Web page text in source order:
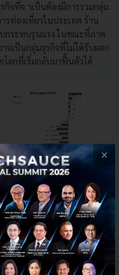
กิจที่จ าเป็นต้องมีการรวมกลุ่ม
รท่องเที่ยวในประเทศ ร้าน
กระทบรุนแรง ในขณะที่ภาค
จเป็นกลุ่มธุรกิจที่ไม่ได้รับผลก
โลกที่เริ่มกลับมาฟื้นตัวได้
างงานในช่วงที่ผ่านมายัง
จ กลุ่มธุรกิจที่เริ่มกลับมาจ้าง
งพารายได้จากนักท่องเที่ยว
ได้ตามการขยายตัวของ
หาริมทรัพย์ สาธารณูปโภค ใน
การที่พึ่งพารายได้จากนักท่อง
ถ ฟื้นตัวได้ดีนัก (รูปที่ 8)
×